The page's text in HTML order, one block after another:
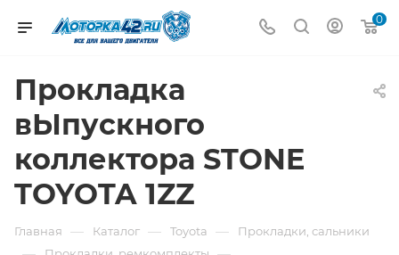
0
Прокладка
вЫпускного
коллектора STONE
TOYOTA 1ZZ
Главная — Каталог — Toyota — Прокладки, сальники